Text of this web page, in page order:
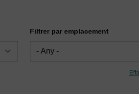
Filtrer par emplacement